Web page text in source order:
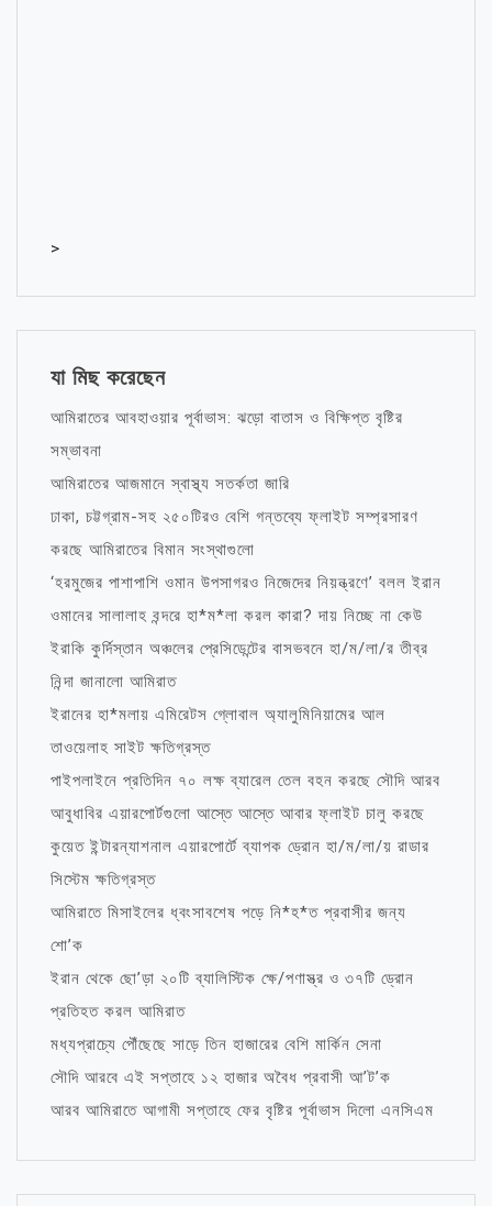
>
যা মিছ করেছেন
আমিরাতের আবহাওয়ার পূর্বাভাস: ঝড়ো বাতাস ও বিক্ষিপ্ত বৃষ্টির
সম্ভাবনা
আমিরাতের আজমানে স্বাস্থ্য সতর্কতা জারি
ঢাকা, চট্টগ্রাম-সহ ২৫০টিরও বেশি গন্তব্যে ফ্লাইট সম্প্রসারণ
করছে আমিরাতের বিমান সংস্থাগুলো
‘হরমুজের পাশাপাশি ওমান উপসাগরও নিজেদের নিয়ন্ত্রণে’ বলল ইরান
ওমানের সালালাহ বন্দরে হা*ম*লা করল কারা? দায় নিচ্ছে না কেউ
ইরাকি কুর্দিস্তান অঞ্চলের প্রেসিডেন্টের বাসভবনে হা/ম/লা/র তীব্র
নিন্দা জানালো আমিরাত
ইরানের হা*মলায় এমিরেটস গ্লোবাল অ্যালুমিনিয়ামের আল
তাওয়েলাহ সাইট ক্ষতিগ্রস্ত
পাইপলাইনে প্রতিদিন ৭০ লক্ষ ব্যারেল তেল বহন করছে সৌদি আরব
আবুধাবির এয়ারপোর্টগুলো আস্তে আস্তে আবার ফ্লাইট চালু করছে
কুয়েত ইন্টারন্যাশনাল এয়ারপোর্টে ব্যাপক ড্রোন হা/ম/লা/য় রাডার
সিস্টেম ক্ষতিগ্রস্ত
আমিরাতে মিসাইলের ধ্বংসাবশেষ পড়ে নি*হ*ত প্রবাসীর জন্য
শো’ক
ইরান থেকে ছো’ড়া ২০টি ব্যালিস্টিক ক্ষে/পণাস্ত্র ও ৩৭টি ড্রোন
প্রতিহত করল আমিরাত
মধ্যপ্রাচ্যে পৌঁছেছে সাড়ে তিন হাজারের বেশি মার্কিন সেনা
সৌদি আরবে এই সপ্তাহে ১২ হাজার অবৈধ প্রবাসী আ’ট’ক
আরব আমিরাতে আগামী সপ্তাহে ফের বৃষ্টির পূর্বাভাস দিলো এনসিএম